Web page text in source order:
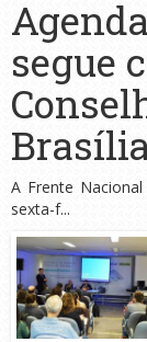
segue
A Frente
sexta-f...